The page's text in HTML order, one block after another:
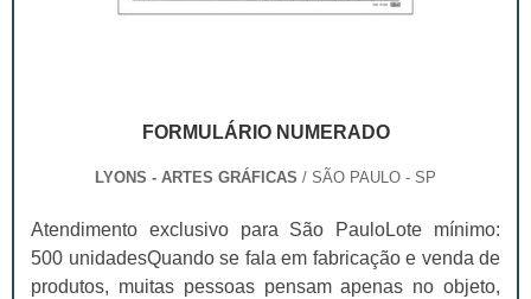
FORMULÁRIO NUMERADO
LYONS - ARTES GRÁFICAS / SÃO PAULO - SP
Atendimento exclusivo para São PauloLote mínimo:
500 unidadesQuando se fala em fabricação e venda de
produtos, muitas pessoas pensam apenas no objeto,